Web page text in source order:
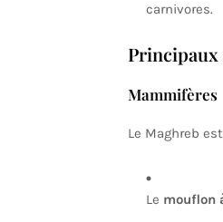
carnivores.
Principaux
Mammifères
Le Maghreb
Le mouflon